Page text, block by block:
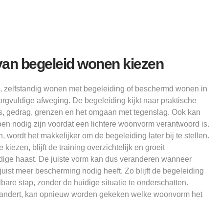
begeleid wonen kiezen
zelfstandig wonen met begeleiding of beschermd wonen in
afweging. De begeleiding kijkt naar praktische
gedrag, grenzen en het omgaan met tegenslag. Ook kan
nodig zijn voordat een lichtere woonvorm verantwoord is.
wordt het makkelijker om de begeleiding later bij te stellen.
kiezen, blijft de training overzichtelijk en groeit
haast. De juiste vorm kan dus veranderen wanneer
meer bescherming nodig heeft. Zo blijft de begeleiding
stap, zonder de huidige situatie te onderschatten.
kan opnieuw worden gekeken welke woonvorm het